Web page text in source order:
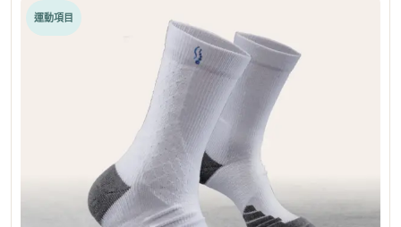
運動項目